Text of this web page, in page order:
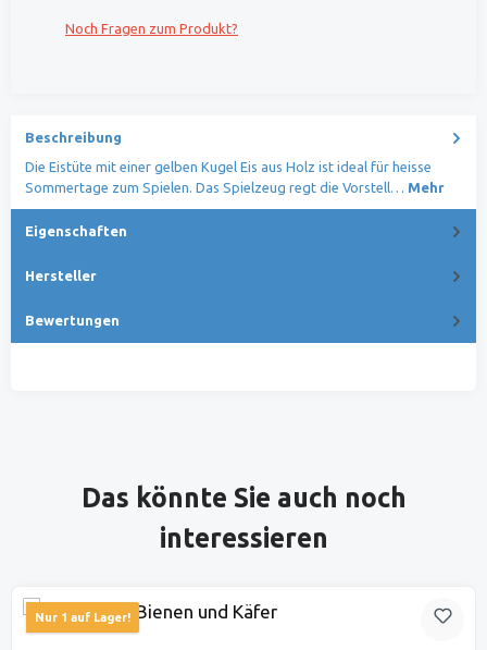
Noch Fragen zum Produkt?
Beschreibung
Die Eistüte mit einer gelben Kugel Eis aus Holz ist ideal für heisse
Sommertage zum Spielen. Das Spielzeug regt die Vorstell… Mehr
Eigenschaften
Hersteller
Bewertungen
Produktgalerie überspringen
Das könnte Sie auch noch
interessieren
Nur 1 auf Lager!